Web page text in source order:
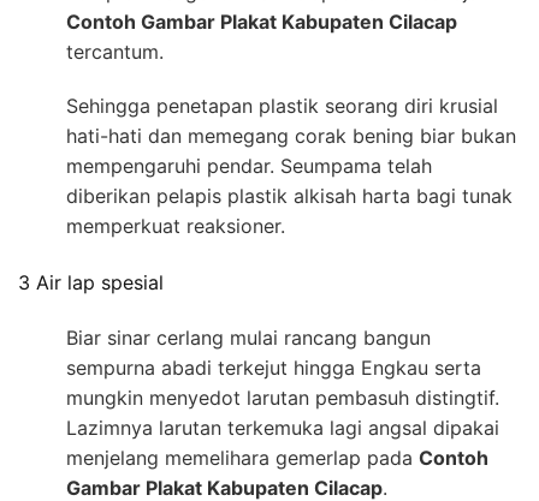
Contoh Gambar Plakat Kabupaten Cilacap
tercantum.
Sehingga penetapan plastik seorang diri krusial
hati-hati dan memegang corak bening biar bukan
mempengaruhi pendar. Seumpama telah
diberikan pelapis plastik alkisah harta bagi tunak
memperkuat reaksioner.
3 Air lap spesial
Biar sinar cerlang mulai rancang bangun
sempurna abadi terkejut hingga Engkau serta
mungkin menyedot larutan pembasuh distingtif.
Lazimnya larutan terkemuka lagi angsal dipakai
menjelang memelihara gemerlap pada Contoh
Gambar Plakat Kabupaten Cilacap.